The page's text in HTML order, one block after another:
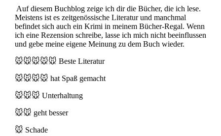
Auf diesem Buchblog zeige ich dir die Bücher, die ich lese.
Meistens ist es zeitgenössische Literatur und manchmal
befindet sich auch ein Krimi in meinem Bücher-Regal. Wenn
ich eine Rezension schreibe, lasse ich mich nicht beeinflussen
und gebe meine eigene Meinung zu dem Buch wieder.
🐭🐭🐭🐭🐭 Beste Literatur
🐭🐭🐭🐭 hat Spaß gemacht
🐭🐭🐭 Unterhaltung
🐭🐭 geht besser
🐭 Schade